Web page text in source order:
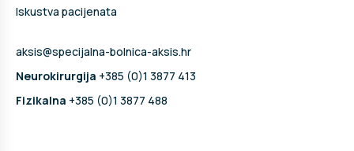
Iskustva pacijenata
aksis@specijalna-bolnica-aksis.hr
Neurokirurgija +385 (0)1 3877 413
Fizikalna +385 (0)1 3877 488